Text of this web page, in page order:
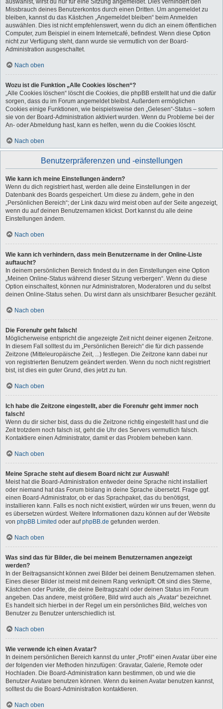
auswählst, wirst du nur für eine Sitzung angemeldet. Dies verhindert den
Missbrauch deines Benutzerkontos durch einen Dritten. Um angemeldet zu
bleiben, kannst du das Kästchen „Angemeldet bleiben“ beim Anmelden
auswählen. Dies ist nicht empfehlenswert, wenn du dich an einem öffentlichen
Computer, zum Beispiel in einem Internetcafé, befindest. Wenn diese Option
nicht zur Verfügung steht, dann wurde sie vermutlich von der Board-
Administration ausgeschaltet.
Nach oben
Wozu ist die Funktion „Alle Cookies löschen“?
„Alle Cookies löschen“ löscht die Cookies, die phpBB erstellt hat und die dafür
sorgen, dass du im Forum angemeldet bleibst. Außerdem ermöglichen
Cookies einige Funktionen, wie beispielsweise den „Gelesen“-Status – sofern
sie von der Board-Administration aktiviert wurden. Wenn du Probleme bei der
An- oder Abmeldung hast, kann es helfen, wenn du die Cookies löscht.
Nach oben
Benutzerpräferenzen und -einstellungen
Wie kann ich meine Einstellungen ändern?
Wenn du dich registriert hast, werden alle deine Einstellungen in der
Datenbank des Boards gespeichert. Um diese zu ändern, gehe in den
„Persönlichen Bereich“; der Link dazu wird meist oben auf der Seite angezeigt,
wenn du auf deinen Benutzernamen klickst. Dort kannst du alle deine
Einstellungen ändern.
Nach oben
Wie kann ich verhindern, dass mein Benutzername in der Online-Liste
auftaucht?
In deinem persönlichen Bereich findest du in den Einstellungen eine Option
„Meinen Online-Status während dieser Sitzung verbergen“. Wenn du diese
Option einschaltest, können nur Administratoren, Moderatoren und du selbst
deinen Online-Status sehen. Du wirst dann als unsichtbarer Besucher gezählt.
Nach oben
Die Forenuhr geht falsch!
Möglicherweise entspricht die angezeigte Zeit nicht deiner eigenen Zeitzone.
In diesem Fall solltest du im „Persönlichen Bereich“ die für dich passende
Zeitzone (Mitteleuropäische Zeit, ...) festlegen. Die Zeitzone kann dabei nur
von registrierten Benutzern geändert werden. Wenn du noch nicht registriert
bist, ist dies ein guter Grund, dies jetzt zu tun.
Nach oben
Ich habe die Zeitzone eingestellt, aber die Forenuhr geht immer noch
falsch!
Wenn du dir sicher bist, dass du die Zeitzone richtig eingestellt hast und die
Zeit trotzdem noch falsch ist, geht die Uhr des Servers vermutlich falsch.
Kontaktiere einen Administrator, damit er das Problem beheben kann.
Nach oben
Meine Sprache steht auf diesem Board nicht zur Auswahl!
Meist hat die Board-Administration entweder deine Sprache nicht installiert
oder niemand hat das Forum bislang in deine Sprache übersetzt. Frage ggf.
einen Board-Administrator, ob er das Sprachpaket, das du benötigst,
installieren kann. Falls es noch nicht existiert, würden wir uns freuen, wenn du
es übersetzen würdest. Weitere Informationen dazu können auf der Website
von phpBB Limited oder aufphpBB.de gefunden werden.
Nach oben
Was sind das für Bilder, die bei meinem Benutzernamen angezeigt
werden?
In der Beitragsansicht können zwei Bilder bei deinem Benutzernamen stehen.
Eines dieser Bilder ist meist mit deinem Rang verknüpft: Oft sind dies Sterne,
Kästchen oder Punkte, die deine Beitragszahl oder deinen Status im Forum
angeben. Das andere, meist größere, Bild wird auch als „Avatar“ bezeichnet.
Es handelt sich hierbei in der Regel um ein persönliches Bild, welches von
Benutzer zu Benutzer unterschiedlich ist.
Nach oben
Wie verwende ich einen Avatar?
In deinem persönlichen Bereich kannst du unter „Profil“ einen Avatar über eine
der folgenden vier Methoden hinzufügen: Gravatar, Galerie, Remote oder
Hochladen. Die Board-Administration kann bestimmen, ob und wie die
Benutzer Avatare benutzen können. Wenn du keinen Avatar benutzen kannst,
solltest du die Board-Administration kontaktieren.
Nach oben